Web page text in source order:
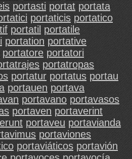
portasti portat portata
portaticis portatico
portatil portatile
portation portative
portatore portatori
portatropas
portatur portatus portau
portauen portava
portavano portavasos
portaven portaverint
portaveu portavianda
portaviones
portaviáticos portavión